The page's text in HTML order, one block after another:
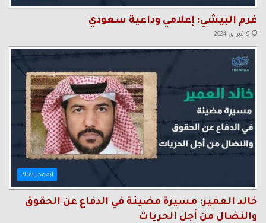
غرم البيشي: إعلامي وداعية سعودي
9 فبراير، 2024
انفوجرافيك
خالد العمير: مسيرة مضيئة في الدفاع عن الحقوق
والنضال من أجل الحريات